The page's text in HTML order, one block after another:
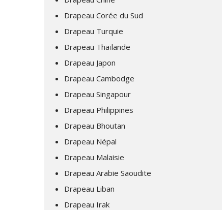
Drapeau Corée du Sud
Drapeau Turquie
Drapeau Thaïlande
Drapeau Japon
Drapeau Cambodge
Drapeau Singapour
Drapeau Philippines
Drapeau Bhoutan
Drapeau Népal
Drapeau Malaisie
Drapeau Arabie Saoudite
Drapeau Liban
Drapeau Irak